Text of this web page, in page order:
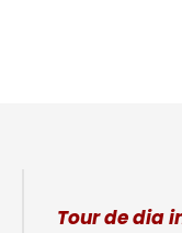
Tour de dia